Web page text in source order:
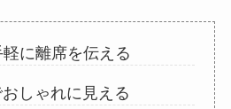
に離席を伝える
しゃれに見える